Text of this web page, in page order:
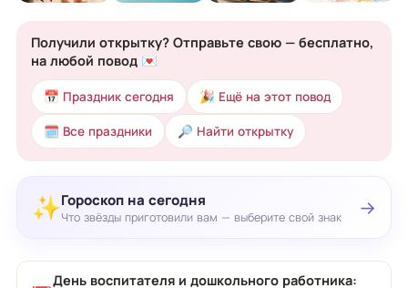
Получили открытку? Отправьте свою — бесплатно,
на любой повод 💌
📅 Праздник сегодня 🎉 Ещё на этот повод
🗓 Все праздники 🔎 Найти открытку
✨Гороскоп на сегодня
Что звёзды приготовили вам — выберите свой знак →
День воспитателя и дошкольного работника: